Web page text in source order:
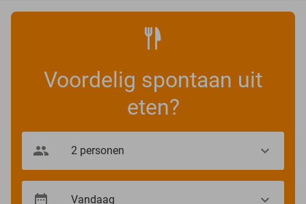
Voordelig spontaan uit
eten?